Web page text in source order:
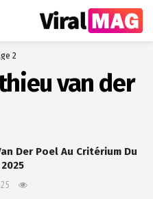
2
van der
Der Poel Au Critérium Du